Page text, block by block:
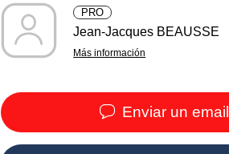
PRO
Jean-Jacques BEAUSSE
Más información
Enviar un email